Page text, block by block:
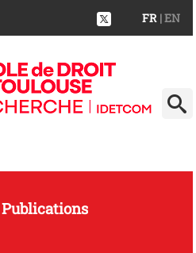
FR | EN
Publications